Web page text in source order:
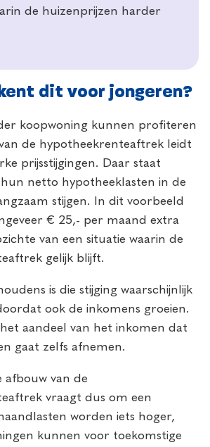
de huizenprijzen harder
dit voor jongeren?
koopwoning kunnen profiteren
de hypotheekrenteaftrek leidt
prijsstijgingen. Daar staat
netto hypotheeklasten in de
stijgen. In dit voorbeeld
€ 25,- per maand extra
van een situatie waarin de
gelijk blijft.
is die stijging waarschijnlijk
ook de inkomens groeien.
aandeel van het inkomen dat
gaat zelfs afnemen.
afbouw van de
vraagt dus om een
worden iets hoger,
kunnen voor toekomstige